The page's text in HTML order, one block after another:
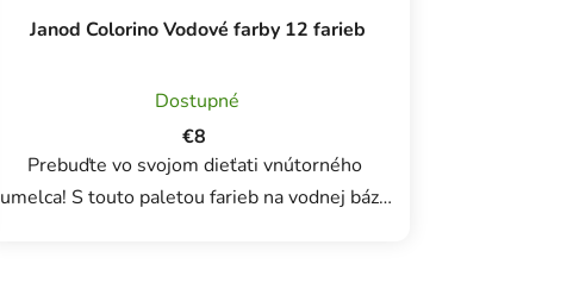
Janod Colorino Vodové farby 12 farieb
Dostupné
€8
Prebuďte vo svojom dieťati vnútorného
umelca! S touto paletou farieb na vodnej báze